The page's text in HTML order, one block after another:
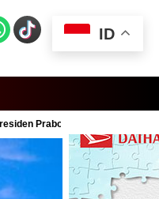
dalam Pemberantasan Korupsi
ID